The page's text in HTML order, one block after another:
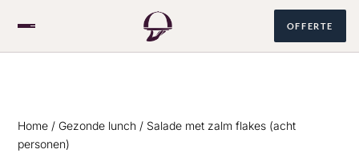
OFFERTE
Over ons
Home / Gezonde lunch / Salade met zalm flakes (acht
personen)